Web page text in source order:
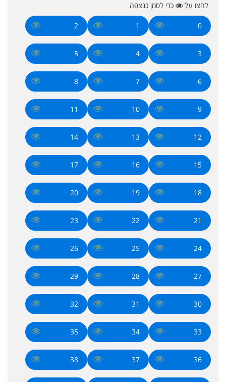
לחצו על כדי לסמן כנצפה
0
1
2
3
4
5
6
7
8
9
10
11
12
13
14
15
16
17
18
19
20
21
22
23
24
25
26
27
28
29
30
31
32
33
34
35
36
37
38